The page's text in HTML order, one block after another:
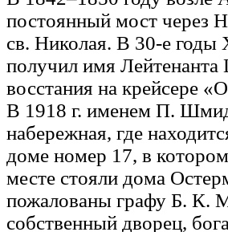
постоянный мост через
св. Николая. В 30-е годы
получил имя
восстания на крейсере
В 1918 г. именем П.
набережная, где
доме номер 17, в
месте стояли дома
пожалованы графу Б. К.
собственный дворец,